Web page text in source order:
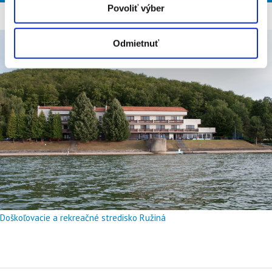
Povoliť výber
Odmietnuť
Doškoľovacie a rekreačné stredisko Ružiná